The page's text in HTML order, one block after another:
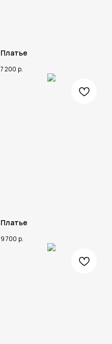
Платье
7 200 р.
Платье
9 700 р.